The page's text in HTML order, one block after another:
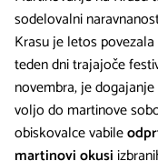
sodelovalni
Krasu je letos
teden dni trajajoče
novembra, je
voljo do martinove
obiskovalce vabile
martinovi okusi